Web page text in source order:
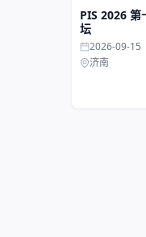
PIS 2026 第
坛
2026-09-15
济南